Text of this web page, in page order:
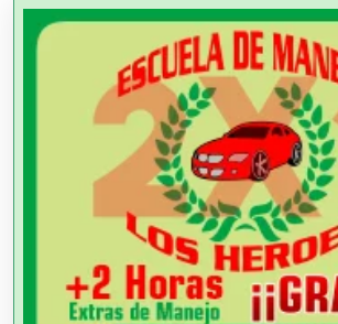
Agencias de Cobranza
Agencias de Colocación
Agencias de Modelos
Agencias de Publicidad
Agencias de Viajes